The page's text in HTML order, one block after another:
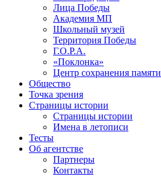
Лица Победы
Академия МП
Школьный музей
Территория Победы
Г.О.Р.А.
«Поклонка»
Центр сохранения памяти
Общество
Точка зрения
Страницы истории
Страницы истории
Имена в летописи
Тесты
Об агентстве
Партнеры
Контакты